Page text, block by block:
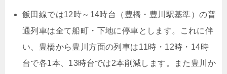
飯田線では12時～14時台（豊橋・豊川駅基準）の普
通列車は全て船町・下地に停車とします。これに伴
い、豊橋から豊川方面の列車は11時・12時・14時
台で各1本、13時台では2本削減します。また豊川か